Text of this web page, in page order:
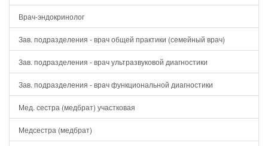
Врач-эндокринолог
Зав. подразделения - врач общей практики (семейный врач)
Зав. подразделения - врач ультразвуковой диагностики
Зав. подразделения - врач функциональной диагностики
Мед. сестра (медбрат) участковая
Медсестра (медбрат)